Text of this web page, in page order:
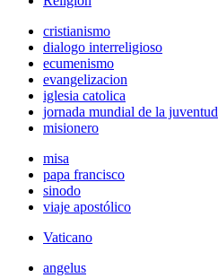
cristianismo
dialogo interreligioso
ecumenismo
evangelizacion
iglesia catolica
jornada mundial de la juventud
misionero
misa
papa francisco
sinodo
viaje apostólico
Vaticano
angelus